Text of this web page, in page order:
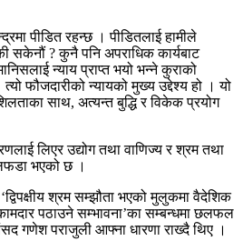
पीडित रहन्छ । पीडितलाई हामीले
सकेनौं ? कुनै पनि अपराधिक कार्यबाट
न्याय प्राप्त भयो भन्ने कुराको
फौजदारीको न्यायको मुख्य उद्देश्य हो । यो
साथ, अत्यन्त बुद्धि र विकेक प्रयोग
लिएर उद्योग तथा वाणिज्य र श्रम तथा
भएको छ ।
श्रम सम्झौता भएको मुलुकमा वैदेशिक
पठाउने सम्भावना’का सम्बन्धमा छलफल
गणेश पराजुली आफ्ना धारणा राख्दै थिए ।